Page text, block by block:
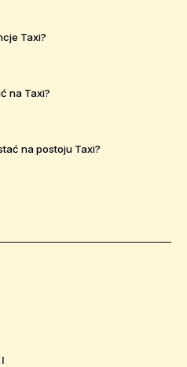
Taxi?
na Taxi?
na postoju Taxi?